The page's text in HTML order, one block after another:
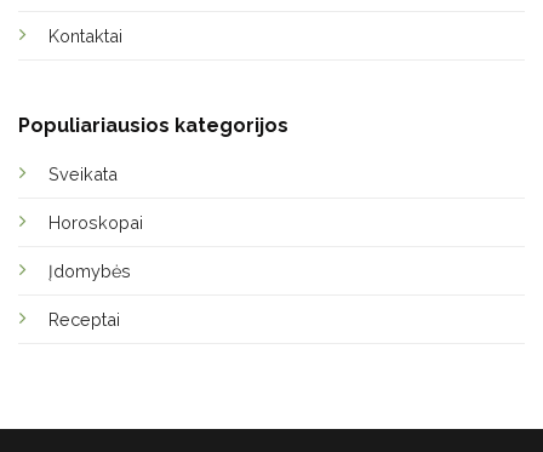
Kontaktai
Populiariausios kategorijos
Sveikata
Horoskopai
Įdomybės
Receptai